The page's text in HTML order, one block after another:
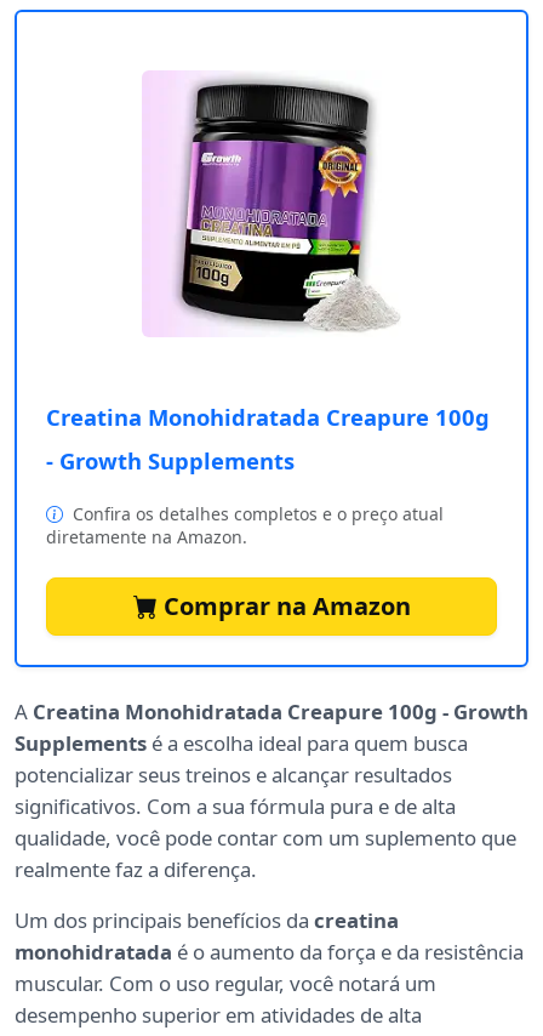
Creatina Monohidratada Creapure 100g
- Growth Supplements
Confira os detalhes completos e o preço atual
diretamente na Amazon.
Comprar na Amazon
A Creatina Monohidratada Creapure 100g - Growth
Supplements é a escolha ideal para quem busca
potencializar seus treinos e alcançar resultados
significativos. Com a sua fórmula pura e de alta
qualidade, você pode contar com um suplemento que
realmente faz a diferença.
Um dos principais benefícios da creatina
monohidratada é o aumento da força e da resistência
muscular. Com o uso regular, você notará um
desempenho superior em atividades de alta